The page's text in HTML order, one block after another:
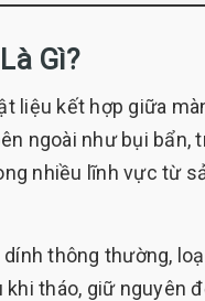
Gì?
liệu kết hợp giữa
ngoài như bụi bẩn,
nhiều lĩnh vực từ
thông thường,
tháo, giữ nguyên